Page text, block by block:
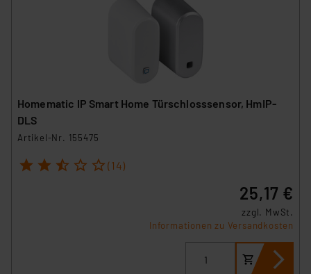
Homematic IP Smart Home Türschlosssensor, HmIP-
DLS
Artikel-Nr. 155475
1 2 3 4 5 (14)
25,17 €
zzgl. MwSt.
Informationen zu Versandkosten